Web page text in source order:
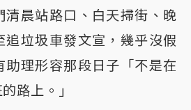
清晨站路口、白天掃街、晚
追垃圾車發文宣，幾乎沒假
助理形容那段日子「不是在
路上。」